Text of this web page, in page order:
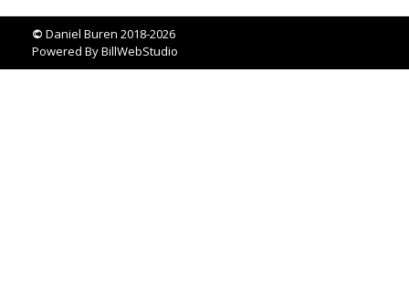
© Daniel Buren 2018-2026
Powered ByBillWebStudio